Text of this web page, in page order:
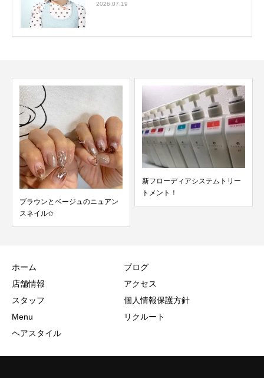
2026.07.19
ブラウンとベージュのニュアン
スネイル✩
新フローディアシステムトリー
トメント！
ホーム
店舗情報
スタッフ
Menu
ヘアスタイル
ブログ
アクセス
個人情報保護方針
リクルート